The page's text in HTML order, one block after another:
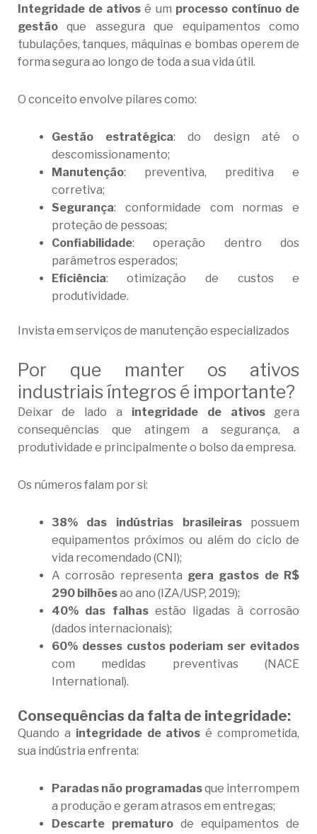
Integridade de ativos é um processo contínuo de
gestãoque assegura que equipamentos como
tubulações, tanques, máquinas e bombas operem de
forma segura ao longo de toda a sua vida útil.
O conceito envolve pilares como:
Gestão estratégica: do design até o
descomissionamento;
Manutenção: preventiva, preditiva e
corretiva;
Segurança: conformidade com normas e
proteção de pessoas;
Confiabilidade: operação dentro dos
parâmetros esperados;
Eficiência: otimização de custos e
produtividade.
Invista em serviços de manutenção especializados
Por que manter os ativos
industriais íntegros é importante?
Deixar de lado a integridade de ativosgera
consequências que atingem a segurança, a
produtividade e principalmente o bolso da empresa.
Os números falam por si:
38% das indústrias brasileiraspossuem
equipamentos próximos ou além do ciclo de
vida recomendado (CNI);
A corrosão representa gera gastos de R$
290 bilhõesao ano (IZA/USP, 2019);
40% das falhasestão ligadas à corrosão
(dados internacionais);
60% desses custos poderiam ser evitados
com medidas preventivas (NACE
International).
Consequências da falta de integridade:
Quando a integridade de ativos é comprometida,
sua indústria enfrenta:
Paradas não programadasque interrompem
a produção e geram atrasos em entregas;
Descarte prematurode equipamentos de